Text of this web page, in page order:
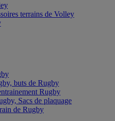
terrains de Volley
buts de Rugby
Rugby
Sacs de plaquage
de Rugby